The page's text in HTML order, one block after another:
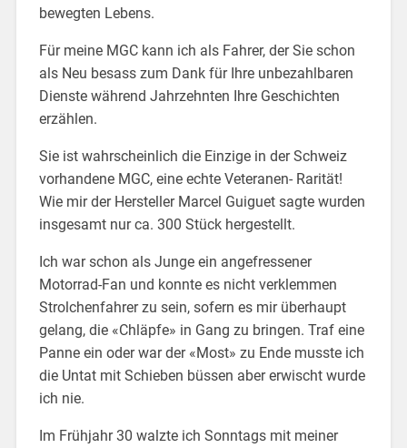
bewegten Lebens.
Für meine MGC kann ich als Fahrer, der Sie schon
als Neu besass zum Dank für Ihre unbezahlbaren
Dienste während Jahrzehnten Ihre Geschichten
erzählen.
Sie ist wahrscheinlich die Einzige in der Schweiz
vorhandene MGC, eine echte Veteranen- Rarität!
Wie mir der Hersteller Marcel Guiguet sagte wurden
insgesamt nur ca. 300 Stück hergestellt.
Ich war schon als Junge ein angefressener
Motorrad-Fan und konnte es nicht verklemmen
Strolchenfahrer zu sein, sofern es mir überhaupt
gelang, die «Chläpfe» in Gang zu bringen. Traf eine
Panne ein oder war der «Most» zu Ende musste ich
die Untat mit Schieben büssen aber erwischt wurde
ich nie.
Im Frühjahr 30 walzte ich Sonntags mit meiner